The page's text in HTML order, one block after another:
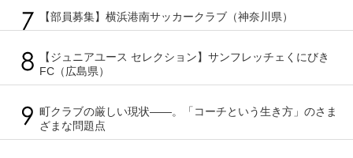
【部員募集】横浜港南サッカークラブ（神奈川県）
【ジュニアユース セレクション】サンフレッチェくにびき
FC（広島県）
町クラブの厳しい現状――。「コーチという生き方」のさま
ざまな問題点